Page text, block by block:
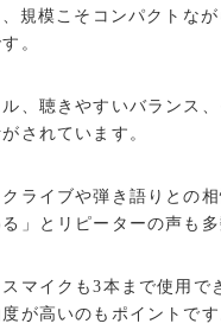
規模こそコンパクトな
。
、聴きやすいバランス
されています。
ライブや弾き語りとの
」とリピーターの声も多
マイクも3本まで使用で
が高いのもポイントです